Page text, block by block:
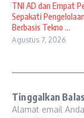
TNI AD dan Empat
Sepakati
Berbasis Tekno ...
Agustus 7, 2026
Tinggalkan
Alamat email